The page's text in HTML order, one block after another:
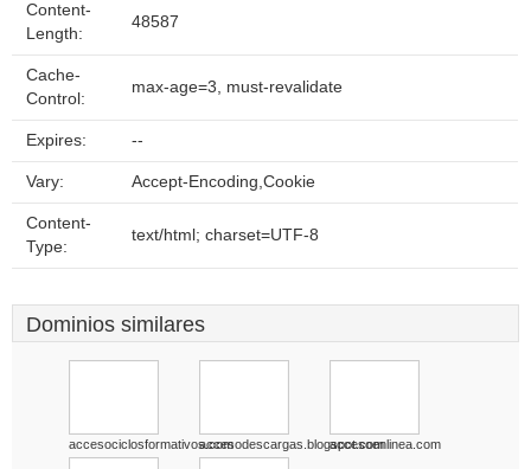
Content-
Length:
48587
Cache-
Control:
max-age=3, must-revalidate
Expires: --
Vary: Accept-Encoding,Cookie
Content-
Type:
text/html; charset=UTF-8
Dominios similares
accesociclosformativos.comaccesodescargas.blogspot.comaccesoenlinea.com